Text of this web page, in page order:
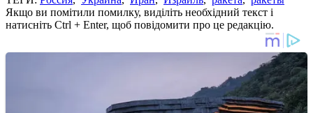
Якщо ви помітили помилку, виділіть необхідний текст і
натисніть Ctrl + Enter, щоб повідомити про це редакцію.